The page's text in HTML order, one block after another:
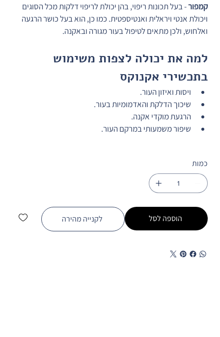
קמפור - בעל תכונות ריפוי, בהן יכולת לריפוי דלקות מכל הסוגים
ויכולת אנטי ויראלית ואנטיספטית. כמו כן, הוא בעל כושר הרגעה
ואלחוש, ולכן מתאים לטיפול בעור מגורה ובאקנה.
למה את יכולה לצפות משימוש
בתכשירי אקנוקס
ויסות ואיזון העור.
שיכוך הדלקת והאדמומיות בעור.
הרגעת מוקדי אקנה.
שיפור משמעותי במרקם העור.
כמות
הוספה לסל לקנייה מהירה